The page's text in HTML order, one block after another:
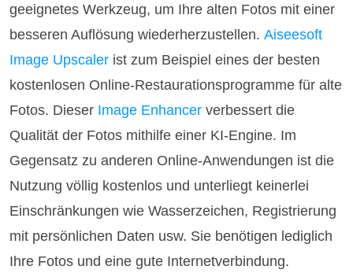
geeignetes Werkzeug, um Ihre alten Fotos mit einer
besseren Auflösung wiederherzustellen.Aiseesoft
Image Upscaler ist zum Beispiel eines der besten
kostenlosen Online-Restaurationsprogramme für alte
Fotos. Dieser Image Enhancer verbessert die
Qualität der Fotos mithilfe einer KI-Engine. Im
Gegensatz zu anderen Online-Anwendungen ist die
Nutzung völlig kostenlos und unterliegt keinerlei
Einschränkungen wie Wasserzeichen, Registrierung
mit persönlichen Daten usw. Sie benötigen lediglich
Ihre Fotos und eine gute Internetverbindung.